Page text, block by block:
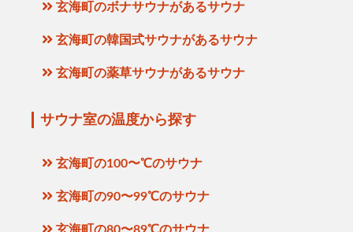
玄海町のボナサウナがあるサウナ
玄海町の韓国式サウナがあるサウナ
玄海町の薬草サウナがあるサウナ
サウナ室の温度から探す
玄海町の100〜℃のサウナ
玄海町の90〜99℃のサウナ